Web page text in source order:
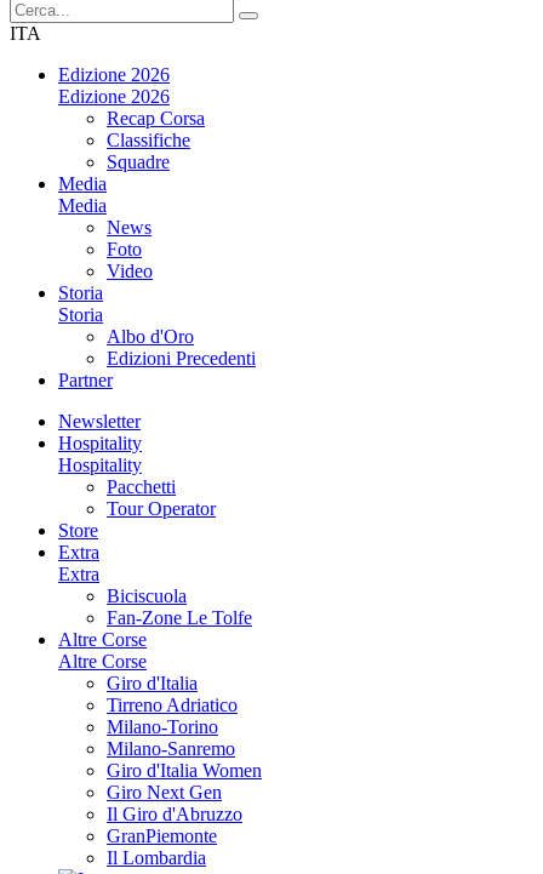
ITA
Edizione 2026
Edizione 2026
Recap Corsa
Classifiche
Squadre
Media
Media
News
Foto
Video
Storia
Storia
Albo d'Oro
Edizioni Precedenti
Partner
Newsletter
Hospitality
Hospitality
Pacchetti
Tour Operator
Store
Extra
Extra
Biciscuola
Fan-Zone Le Tolfe
Altre Corse
Altre Corse
Giro d'Italia
Tirreno Adriatico
Milano-Torino
Milano-Sanremo
Giro d'Italia Women
Giro Next Gen
Il Giro d'Abruzzo
GranPiemonte
Il Lombardia